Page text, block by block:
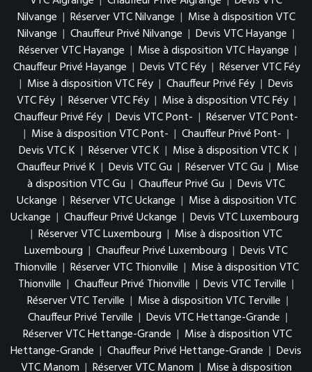
Nilvange | Réserver VTC Nilvange | Mise à disposition VTC
Nilvange | Chauffeur Privé Nilvange | Devis VTC Hayange |
Réserver VTC Hayange | Mise à disposition VTC Hayange |
Chauffeur Privé Hayange | Devis VTC Féy | Réserver VTC Féy
| Mise à disposition VTC Féy | Chauffeur Privé Féy | Devis
VTC Féy | Réserver VTC Féy | Mise à disposition VTC Féy |
Chauffeur Privé Féy | Devis VTC Pont- | Réserver VTC Pont-
| Mise à disposition VTC Pont- | Chauffeur Privé Pont- |
Devis VTC K | Réserver VTC K | Mise à disposition VTC K |
Chauffeur Privé K | Devis VTC Gu | Réserver VTC Gu | Mise
à disposition VTC Gu | Chauffeur Privé Gu | Devis VTC
Uckange | Réserver VTC Uckange | Mise à disposition VTC
Uckange | Chauffeur Privé Uckange | Devis VTC Luxembourg
| Réserver VTC Luxembourg | Mise à disposition VTC
Luxembourg | Chauffeur Privé Luxembourg | Devis VTC
Thionville | Réserver VTC Thionville | Mise à disposition VTC
Thionville | Chauffeur Privé Thionville | Devis VTC Terville |
Réserver VTC Terville | Mise à disposition VTC Terville |
Chauffeur Privé Terville | Devis VTC Hettange-Grande |
Réserver VTC Hettange-Grande | Mise à disposition VTC
Hettange-Grande | Chauffeur Privé Hettange-Grande | Devis
VTC Manom | Réserver VTC Manom | Mise à disposition